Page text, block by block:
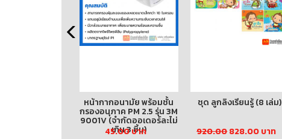
หน้ากากอนามัย พร้อมชั้น
กรองอนุภาค PM 2.5 รุ่น 3M
9001V (จำกัดออเดอร์ละไม่
เกิน 3 ชิ้น)
45.00 บาท
ชุด ลูกลิงเรียนรู้ (8 เล่ม)
920.00828.00 บาท